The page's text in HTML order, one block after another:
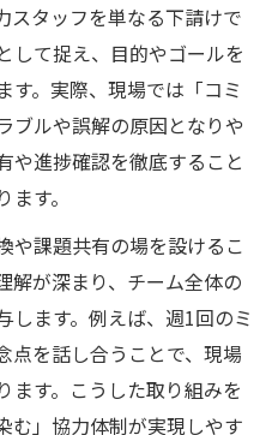
スタッフを単なる下請けで
して捉え、目的やゴールを
す。実際、現場では「コミ
ブルや誤解の原因となりや
や進捗確認を徹底すること
す。
や課題共有の場を設けるこ
解が深まり、チーム全体の
します。例えば、週1回のミ
点を話し合うことで、現場
ます。こうした取り組みを
む」協力体制が実現しやす